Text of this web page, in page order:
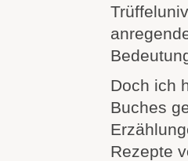
Doch ich
Buches
Rezepte